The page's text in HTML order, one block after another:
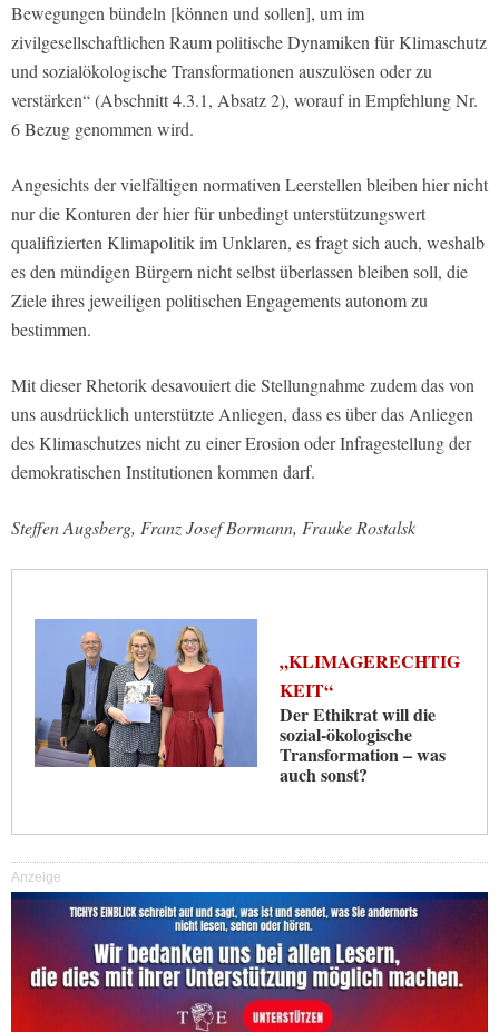
Bewegungen bündeln [können und sollen], um im
zivilgesellschaftlichen Raum politische Dynamiken für Klimaschutz
und sozialökologische Transformationen auszulösen oder zu
verstärken“ (Abschnitt 4.3.1, Absatz 2), worauf in Empfehlung Nr.
6 Bezug genommen wird.
Angesichts der vielfältigen normativen Leerstellen bleiben hier nicht
nur die Konturen der hier für unbedingt unterstützungswert
qualifizierten Klimapolitik im Unklaren, es fragt sich auch, weshalb
es den mündigen Bürgern nicht selbst überlassen bleiben soll, die
Ziele ihres jeweiligen politischen Engagements autonom zu
bestimmen.
Mit dieser Rhetorik desavouiert die Stellungnahme zudem das von
uns ausdrücklich unterstützte Anliegen, dass es über das Anliegen
des Klimaschutzes nicht zu einer Erosion oder Infragestellung der
demokratischen Institutionen kommen darf.
Steffen Augsberg, Franz Josef Bormann, Frauke Rostalsk
„KLIMAGERECHTIG
KEIT“
Der Ethikrat will die
sozial-ökologische
Transformation – was
auch sonst?
Anzeige